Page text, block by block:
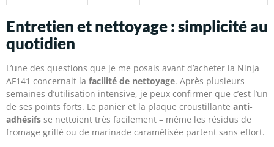
Entretien et nettoyage : simplicité au
quotidien
L’une des questions que je me posais avant d’acheter la Ninja
AF141 concernait la facilité de nettoyage. Après plusieurs
semaines d’utilisation intensive, je peux confirmer que c’est l’un
de ses points forts. Le panier et la plaque croustillante anti-
adhésifs se nettoient très facilement – même les résidus de
fromage grillé ou de marinade caramélisée partent sans effort.